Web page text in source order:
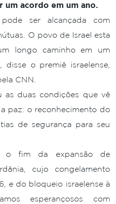
um acordo em um ano.
ser alcançada com
O povo de Israel esta
longo caminho em um
o premiê israelense,
CNN.
as duas condições que vê
paz: o reconhecimento do
de segurança para seu
o fim da expansão de
cujo congelamento
e do bloqueio israelense à
esperançosos com